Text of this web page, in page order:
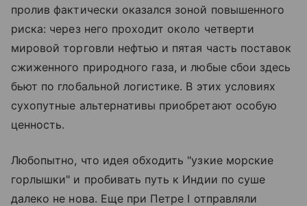
пролив фактически оказался зоной повышенного
риска: через него проходит около четверти
мировой торговли нефтью и пятая часть поставок
сжиженного природного газа, и любые сбои здесь
бьют по глобальной логистике. В этих условиях
сухопутные альтернативы приобретают особую
ценность.
Любопытно, что идея обходить "узкие морские
горлышки" и пробивать путь к Индии по суше
далеко не нова. Еще при Петре I отправляли